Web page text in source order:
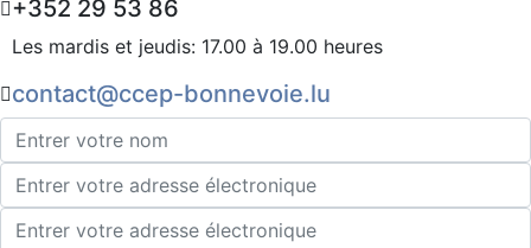
+352 29 53 86
Les mardis et jeudis: 17.00 à 19.00 heures
contact@ccep-bonnevoie.lu